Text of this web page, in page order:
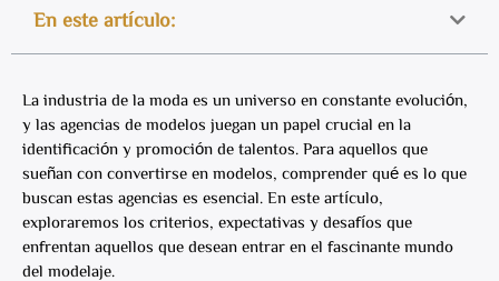
En este artículo:
La industria de la moda es un universo en constante evolución,
y las agencias de modelos juegan un papel crucial en la
identificación y promoción de talentos. Para aquellos que
sueñan con convertirse en modelos, comprender qué es lo que
buscan estas agencias es esencial. En este artículo,
exploraremos los criterios, expectativas y desafíos que
enfrentan aquellos que desean entrar en el fascinante mundo
del modelaje.